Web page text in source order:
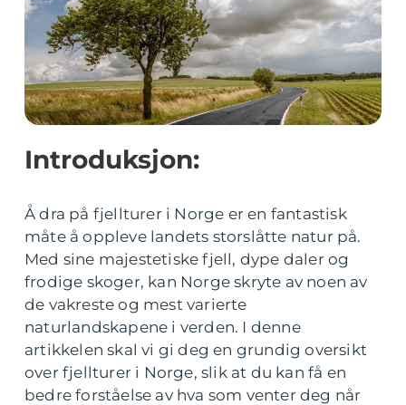
Introduksjon:
Å dra på fjellturer i Norge er en fantastisk
måte å oppleve landets storslåtte natur på.
Med sine majestetiske fjell, dype daler og
frodige skoger, kan Norge skryte av noen av
de vakreste og mest varierte
naturlandskapene i verden. I denne
artikkelen skal vi gi deg en grundig oversikt
over fjellturer i Norge, slik at du kan få en
bedre forståelse av hva som venter deg når